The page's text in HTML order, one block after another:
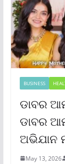
BUSINESS
ଡାବର
ଡାବର
ଅଭିଯାନ
May 13, 2026